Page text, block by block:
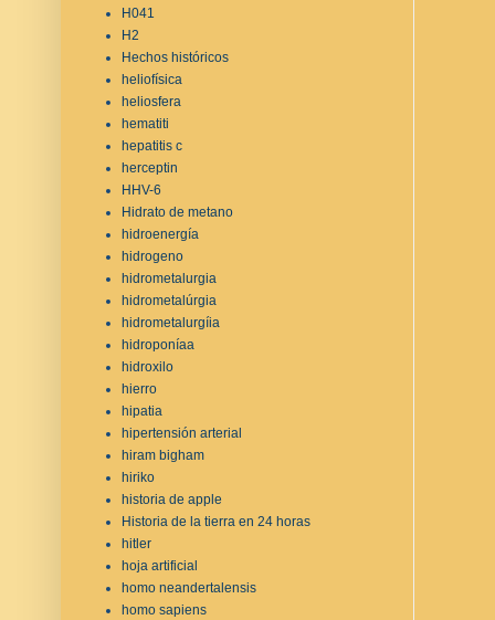
H041
H2
Hechos históricos
heliofísica
heliosfera
hematiti
hepatitis c
herceptin
HHV-6
Hidrato de metano
hidroenergía
hidrogeno
hidrometalurgia
hidrometalúrgia
hidrometalurgíia
hidroponíaa
hidroxilo
hierro
hipatia
hipertensión arterial
hiram bigham
hiriko
historia de apple
Historia de la tierra en 24 horas
hitler
hoja artificial
homo neandertalensis
homo sapiens